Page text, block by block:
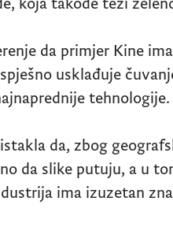
koja takođe teži
da primjer Kine
usklađuje
tehnologije.
da, zbog
da slike putuju, a u
ima izuzetan